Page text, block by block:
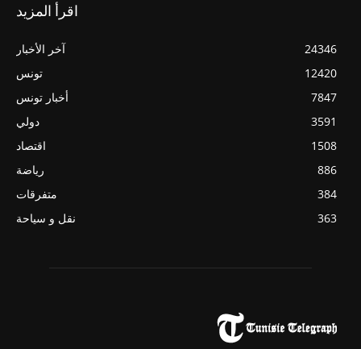
اقرأ المزيد
آخر الأخبار
24346
تونس
12420
أخبار تونس
7847
دولي
3591
اقتصاد
1508
رياضة
886
متفرقات
384
نقل و سياحة
363